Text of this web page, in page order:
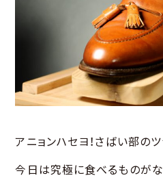
アニョンハセヨ！さばい部のツ
今日は究極に食べるものがな